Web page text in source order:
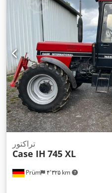
Prüm ۴٬۳۲۵ km
تراکتور
Case IH 745 XL